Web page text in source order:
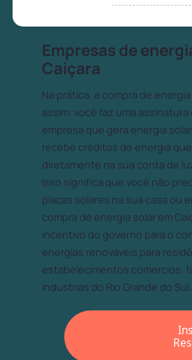
Empresas de
Caiçara
Na prática, a compra de
assim: você faz uma assinatura
empresa que gera energia
recebe créditos de energia
diretamente na sua conta de
Isso significa que você não
placas solares na sua casa ou
compra de energia solar em
incentivo do governo para o
energias renováveis para
estabelecimentos comercios,
industrias do Rio Grande do Sul.